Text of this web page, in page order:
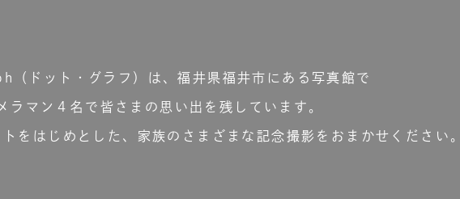
（ドット・グラフ）は、福井県福井市にある写真館で
ラマン４名で皆さまの思い出を残しています。
をはじめとした、家族のさまざまな記念撮影をおまかせください。